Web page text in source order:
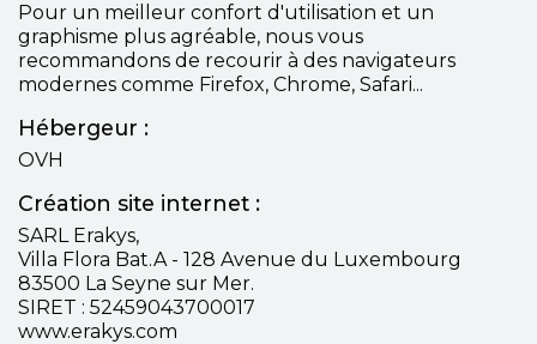
Pour un meilleur confort d'utilisation et un
graphisme plus agréable, nous vous
recommandons de recourir à des navigateurs
modernes comme Firefox, Chrome, Safari...
Hébergeur :
OVH
Création site internet :
SARL Erakys,
Villa Flora Bat.A - 128 Avenue du Luxembourg
83500 La Seyne sur Mer.
SIRET : 52459043700017
www.erakys.com